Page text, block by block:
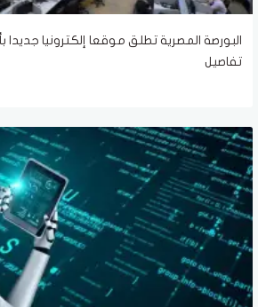
البورصة المصرية تطلق موقعا إلكترونيا جديدا
تفاصيل